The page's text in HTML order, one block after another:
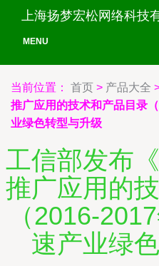
上海扬梦宏松网络科技
MENU
当前位置： 首页 > 产品大全
推广应用的技术和产品目录
业绿色转型与升级
工信部发布
推广应用的
（2016-
速产业绿